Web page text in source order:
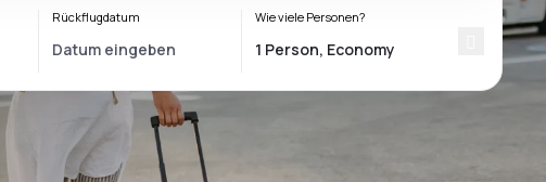
Rückflugdatum Wie viele Personen?